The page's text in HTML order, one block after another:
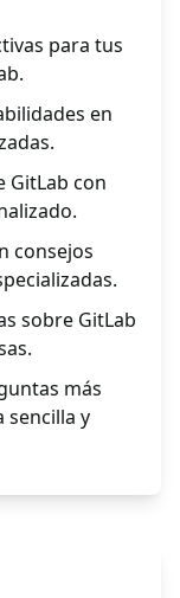
para tus
en
GitLab con
consejos
sobre GitLab
más
sencilla y